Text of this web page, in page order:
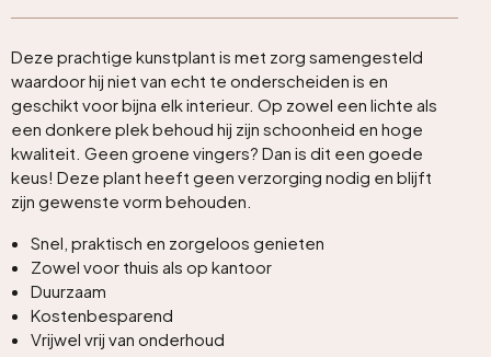
Deze prachtige kunstplant is met zorg samengesteld
waardoor hij niet van echt te onderscheiden is en
geschikt voor bijna elk interieur. Op zowel een lichte als
een donkere plek behoud hij zijn schoonheid en hoge
kwaliteit. Geen groene vingers? Dan is dit een goede
keus! Deze plant heeft geen verzorging nodig en blijft
zijn gewenste vorm behouden.
Snel, praktisch en zorgeloos genieten
Zowel voor thuis als op kantoor
Duurzaam
Kostenbesparend
Vrijwel vrij van onderhoud